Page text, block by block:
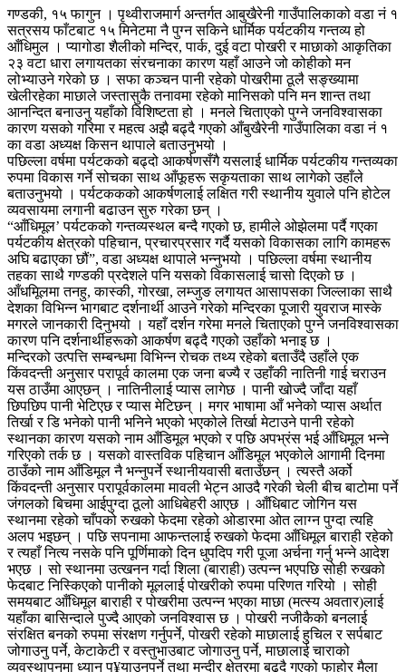
गण्डकी, १५ फागुन । पृथ्वीराजमार्ग अन्तर्गत आबुखैरेनी गाउँपालिकाको वडा नं १
सत्रसय फाँटबाट १५ मिनेटमा नै पुग्न सकिने धार्मिक पर्यटकीय गन्तव्य हो
आँधिमुल । प्यागोडा शैलीको मन्दिर, पार्क, दुई वटा पोखरी र माछाको आकृतिका
२३ वटा धारा लगायतका संरचनाका कारण यहाँ आउने जो कोहीको मन
लोभ्याउने गरेको छ । सफा कञ्चन पानी रहेको पोखरीमा ठूलै सङ्ख्यामा
खेलीरहेका माछाले जस्तासुकै तनावमा रहेको मानिसको पनि मन शान्त तथा
आनन्दित बनाउनु यहाँको विशिष्टता हो । मनले चिताएको पुग्ने जनविश्वासका
कारण यसको गरिमा र महत्व अझै बढ्दै गएको आँबुखैरेनी गाउँपालिका वडा नं १
का वडा अध्यक्ष किसन थापाले बताउनुभयो ।
पछिल्ला वर्षमा पर्यटकको बढ्दो आकर्षणसँगै यसलाई धार्मिक पर्यटकीय गन्तव्यका
रुपमा विकास गर्ने सोचका साथ आँफूहरू सकृयताका साथ लागेको उहाँले
बताउनुभयो । पर्यटककको आकर्षणलाई लक्षित गरी स्थानीय युवाले पनि होटेल
व्यवसायमा लगानी बढाउन सुरु गरेका छन् ।
“आँधिमूल’ पर्यटकको गन्तव्यस्थल बन्दै गएको छ, हामीले ओझेलमा पर्दै गएका
पर्यटकीय क्षेत्रको पहिचान, प्रचारप्रसार गर्दै यसको विकासका लागि कामहरू
अघि बढाएका छौं”, वडा अध्यक्ष थापाले भन्नुभयो । पछिल्ला वर्षमा स्थानीय
तहका साथै गण्डकी प्रदेशले पनि यसको विकासलाई चासो दिएको छ ।
आँधमिूलमा तनहु, कास्की, गोरखा, लम्जुङ लगायत आसापसका जिल्लाका साथै
देशका विभिन्न भागबाट दर्शनार्थी आउने गरेको मन्दिरका पूजारी युवराज मास्के
मगरले जानकारी दिनुभयो । यहाँ दर्शन गरेमा मनले चिताएको पुग्ने जनविश्वासका
कारण पनि दर्शनार्थीहरूको आकर्षण बढ्दै गएको उहाँको भनाइ छ ।
मन्दिरको उत्पत्ति सम्बन्धमा विभिन्न रोचक तथ्य रहेको बताउँदै उहाँले एक
किंवदन्ती अनुसार परापूर्व कालमा एक जना बज्यै र उहाँकी नातिनी गाई चराउन
यस ठाउँमा आएछन् । नातिनीलाई प्यास लागेछ । पानी खोज्दै जाँदा यहाँ
छिपछिप पानी भेटिएछ र प्यास मेटिछन् । मगर भाषामा आँ भनेको प्यास अर्थात
तिर्खा र डि भनेको पानी भनिने भएको भएकोले तिर्खा मेटाउने पानी रहेको
स्थानका कारण यसको नाम आँडिमूल भएको र पछि अपभ्रंस भई आँधिमूल भन्ने
गरिएको तर्क छ । यसको वास्तविक पहिचान आँडिमूल भएकोले आगामी दिनमा
ठाउँको नाम आँडिमूल नै भन्नुपर्ने स्थानीयवासी बताउँछन् । त्यस्तै अर्को
किंवदन्ती अनुसार परापूर्वकालमा मावली भेट्न आउदै गरेकी चेली बीच बाटोमा पर्ने
जंगलको बिचमा आईपुग्दा ठूलो आधिबेहरी आएछ । आँधिबाट जोगिन यस
स्थानमा रहेको चाँपको रुखको फेदमा रहेको ओडारमा ओत लाग्न पुग्दा त्यहि
अलप भइछन् । पछि सपनामा आफन्तलाई रुखको फेदमा आँधिमूल बाराही रहेको
र त्यहाँ नित्य नसके पनि पूर्णिमाको दिन धुपदिप गरी पूजा अर्चना गर्नु भन्ने आदेश
भएछ । सो स्थानमा उत्खनन गर्दा शिला (बाराही) उत्पन्न भएपछि सोही रुखको
फेदबाट निस्किएको पानीको मूललाई पोखरीको रुपमा परिणत गरियो । सोही
समयबाट आँधिमूल बाराही र पोखरीमा उत्पन्न भएका माछा (मत्स्य अवतार)लाई
यहाँका बासिन्दाले पुज्दै आएको जनविश्वास छ । पोखरी नजीकैको बनलाई
संरक्षित बनको रुपमा संरक्षण गर्नुपर्ने, पोखरी रहेको माछालाई हुचिल र सर्पबाट
जोगाउनु पर्ने, केटाकेटी र वस्तुभाउबाट जोगाउनु पर्ने, माछालाई चाराको
व्यवस्थापनमा ध्यान पु¥याउनुपर्ने तथा मन्दीर क्षेत्रमा बढ्दै गएको फाहोर मैला